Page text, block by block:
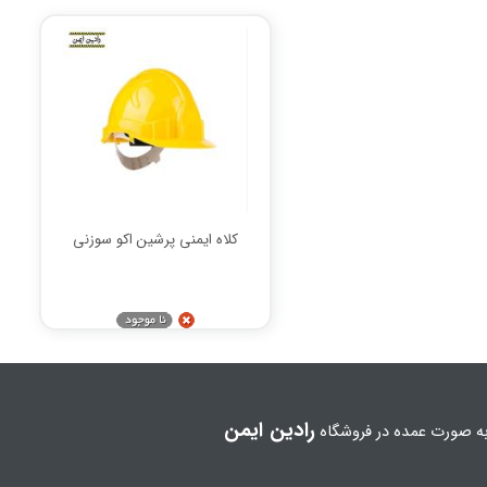
کلاه ایمنی پرشین اکو سوزنی
صورت عمده در فروشگاهرادین ایمن